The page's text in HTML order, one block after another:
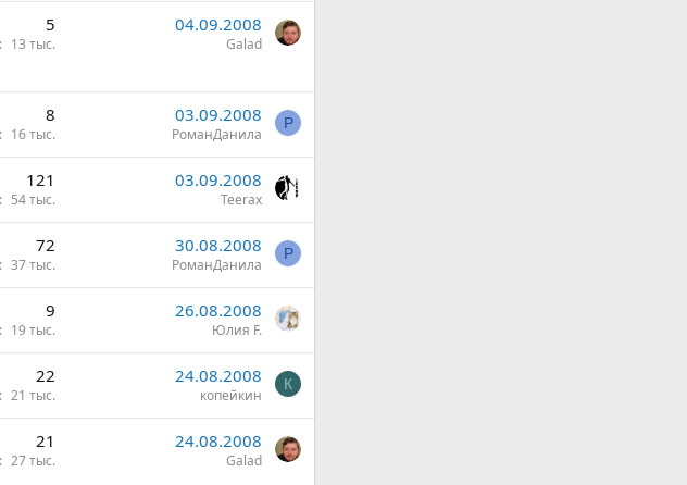
5
13 тыс.
04.09.2008
Galad
8
16 тыс.
03.09.2008
РоманДанила
Р
121
54 тыс.
03.09.2008
Teerax
72
37 тыс.
30.08.2008
РоманДанила
Р
9
19 тыс.
26.08.2008
Юлия F.
22
21 тыс.
24.08.2008
копейкин
К
21
27 тыс.
24.08.2008
Galad